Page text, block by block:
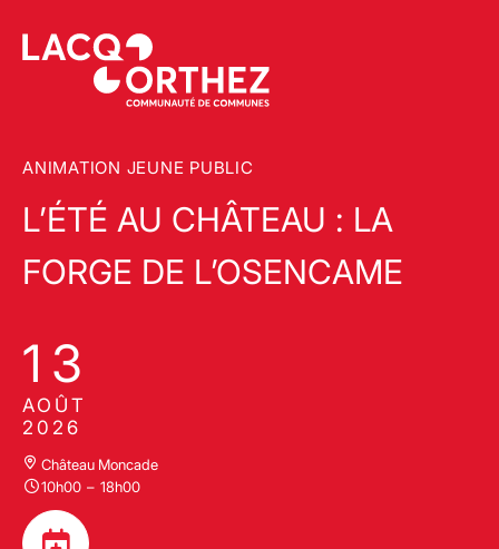
ANIMATION JEUNE PUBLIC
L’ÉTÉ AU CHÂTEAU : LA
FORGE DE L’OSENCAME
13
AOÛT
2026
Château Moncade
10h00 – 18h00